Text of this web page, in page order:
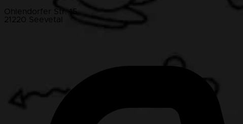
Ohlendorfer Str. 15
21220 Seevetal